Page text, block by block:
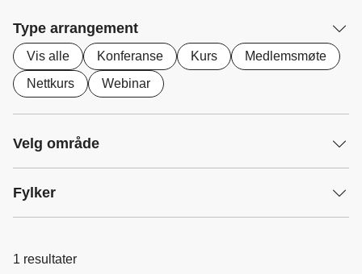
Type arrangement
Vis alle Konferanse Kurs
Medlemsmøte
Nettkurs
Webinar
Velg område
Fylker
1 resultater